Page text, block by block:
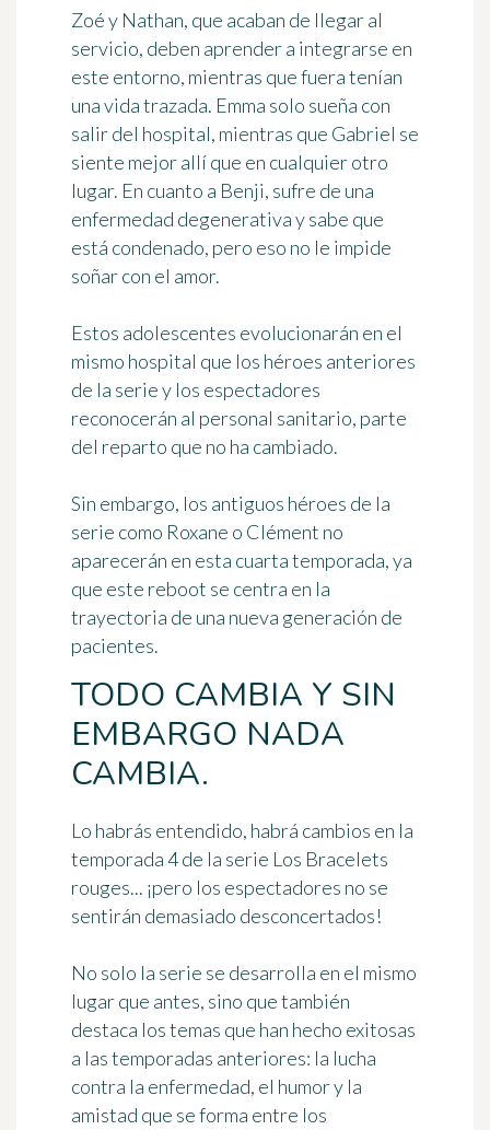
Zoé y Nathan, que acaban de llegar al
servicio, deben aprender a integrarse en
este entorno, mientras que fuera tenían
una vida trazada. Emma solo sueña con
salir del hospital, mientras que Gabriel se
siente mejor allí que en cualquier otro
lugar. En cuanto a Benji, sufre de una
enfermedad degenerativa y sabe que
está condenado, pero eso no le impide
soñar con el amor.
Estos adolescentes evolucionarán en el
mismo hospital que los héroes anteriores
de la serie y los espectadores
reconocerán al personal sanitario, parte
del reparto que no ha cambiado.
Sin embargo, los antiguos héroes de la
serie como Roxane o Clément no
aparecerán en esta cuarta temporada, ya
que este reboot se centra en la
trayectoria de una nueva generación de
pacientes.
TODO CAMBIA Y SIN
EMBARGO NADA
CAMBIA.
Lo habrás entendido, habrá cambios en la
temporada 4 de la serie Los Bracelets
rouges... ¡pero los espectadores no se
sentirán demasiado desconcertados!
No solo la serie se desarrolla en el mismo
lugar que antes, sino que también
destaca los temas que han hecho exitosas
a las temporadas anteriores: la lucha
contra la enfermedad, el humor y la
amistad que se forma entre los